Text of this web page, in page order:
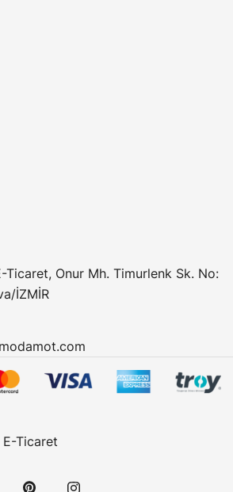
Onur Mh. Timurlenk Sk. No:
İZMİR
Ticaret